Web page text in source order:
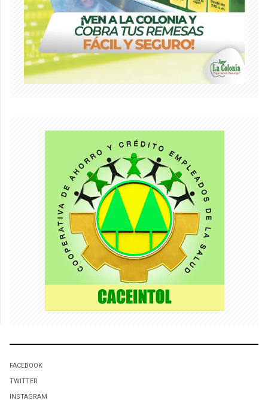
FACEBOOK
TWITTER
INSTAGRAM